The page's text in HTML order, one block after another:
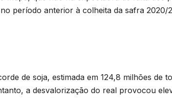
período anterior à colheita da safra
de soja, estimada em 124,8 milhões de
a desvalorização do real provocou